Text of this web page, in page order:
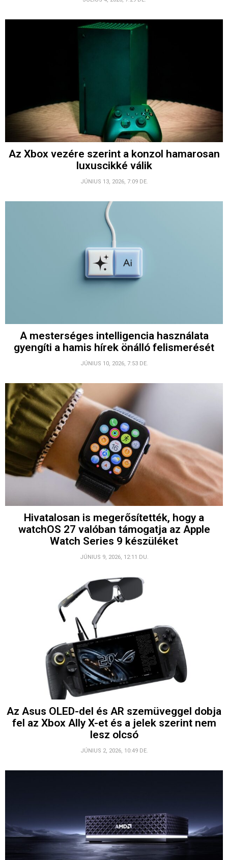
Az Xbox vezére szerint a konzol hamarosan
luxuscikké válik
JÚNIUS 13, 2026, 7:09 DE.
A mesterséges intelligencia használata
gyengíti a hamis hírek önálló felismerését
JÚNIUS 10, 2026, 7:53 DE.
Hivatalosan is megerősítették, hogy a
watchOS 27 valóban támogatja az Apple
Watch Series 9 készüléket
JÚNIUS 9, 2026, 12:11 DU.
Az Asus OLED-del és AR szemüveggel dobja
fel az Xbox Ally X-et és a jelek szerint nem
lesz olcsó
JÚNIUS 2, 2026, 10:49 DE.